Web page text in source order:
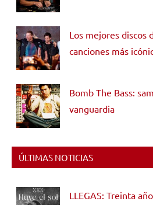
Los mejores discos
canciones más
Bomb The Bass:
vanguardia
ÚLTIMAS NOTICIAS
LLEGAS: Treinta